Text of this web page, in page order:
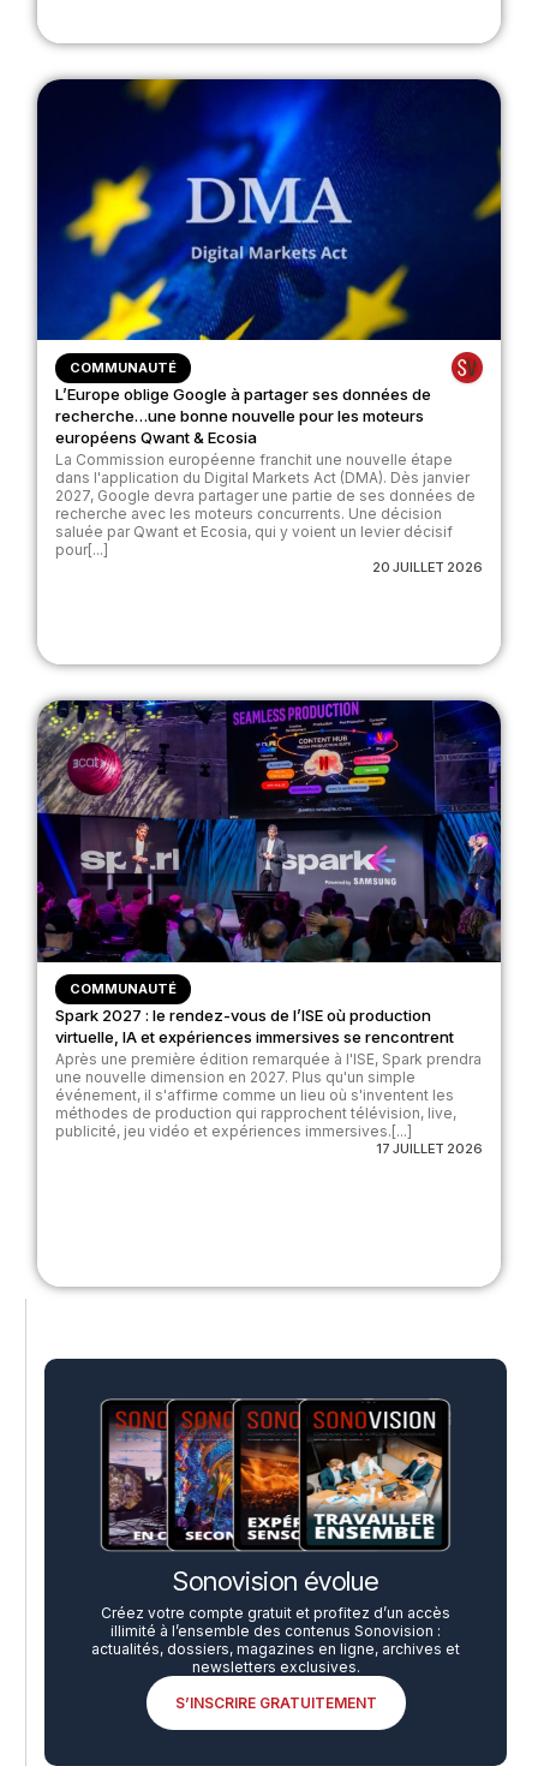
COMMUNAUTÉ
L’Europe oblige Google à partager ses données de
recherche…une bonne nouvelle pour les moteurs
européens Qwant & Ecosia
La Commission européenne franchit une nouvelle étape
dans l'application du Digital Markets Act (DMA). Dès janvier
2027, Google devra partager une partie de ses données de
recherche avec les moteurs concurrents. Une décision
saluée par Qwant et Ecosia, qui y voient un levier décisif
pour[...]
20 JUILLET 2026
COMMUNAUTÉ
Spark 2027 : le rendez-vous de l’ISE où production
virtuelle, IA et expériences immersives se rencontrent
Après une première édition remarquée à l'ISE, Spark prendra
une nouvelle dimension en 2027. Plus qu'un simple
événement, il s'affirme comme un lieu où s'inventent les
méthodes de production qui rapprochent télévision, live,
publicité, jeu vidéo et expériences immersives.[...]
17 JUILLET 2026
Sonovision évolue
Créez votre compte gratuit et profitez d’un accès
illimité à l’ensemble des contenus Sonovision :
actualités, dossiers, magazines en ligne, archives et
newsletters exclusives.
S’INSCRIRE GRATUITEMENT